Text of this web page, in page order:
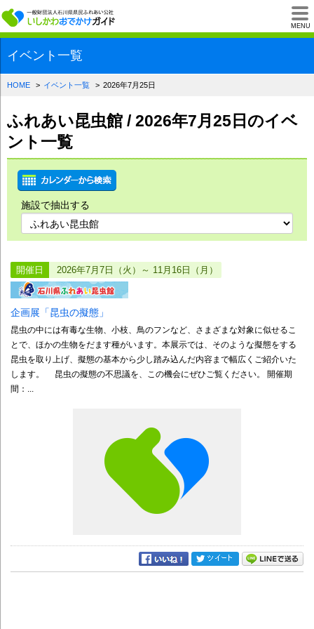
MENU
一般財団法人石川
イベント一覧
HOME イベント一覧 2026年7月25日
ふれあい昆虫館 / 2026年7月25日のイベ
ント一覧
施設で抽出する
開催日 2026年7月7日（火）～ 11月16日（月）
企画展「昆虫の擬態」
昆虫の中には有毒な生物、小枝、鳥のフンなど、さまざまな対象に似せるこ
とで、ほかの生物をだます種がいます。本展示では、そのような擬態をする
昆虫を取り上げ、擬態の基本から少し踏み込んだ内容まで幅広くご紹介いた
します。 昆虫の擬態の不思議を、この機会にぜひご覧ください。 開催期
間：...